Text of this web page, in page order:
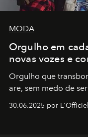
MODA
Orgulho em
novas vozes e
Orgulho que
are, sem medo de ser
30.06.2025 por L'Officiel